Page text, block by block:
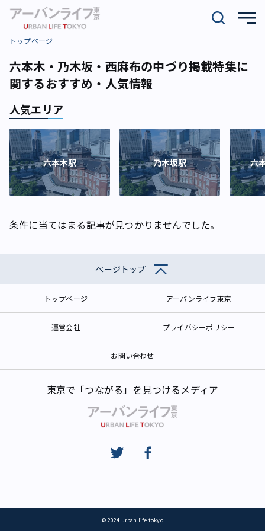
トップページ
六本木・乃木坂・西麻布の中づり掲載特集に
関するおすすめ・人気情報
人気エリア
六本木駅 乃木坂駅 六
条件に当てはまる記事が見つかりませんでした。
ページトップ
トップページ アーバンライフ東京
運営会社 プライバシーポリシー
お問い合わせ
東京で「つながる」を見つけるメディア
© 2024 urban life tokyo